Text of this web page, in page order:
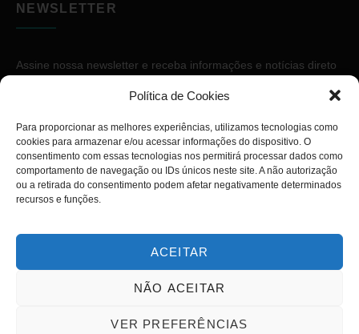
Política de Cookies
Para proporcionar as melhores experiências, utilizamos tecnologias como
cookies para armazenar e/ou acessar informações do dispositivo. O
consentimento com essas tecnologias nos permitirá processar dados como
comportamento de navegação ou IDs únicos neste site. A não autorização
ou a retirada do consentimento podem afetar negativamente determinados
recursos e funções.
ACEITAR
NÃO ACEITAR
VER PREFERÊNCIAS
NEWSLETTER
Assine nossa newsletter e receba informações e notícias direto
Copyright © 2026. Diário PcD. Todos os direitos reservados.